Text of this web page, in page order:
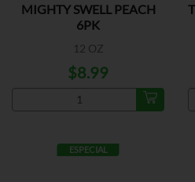
MIGHTY SWELL PEACH
6PK
12 OZ
$8.99
ESPECIAL